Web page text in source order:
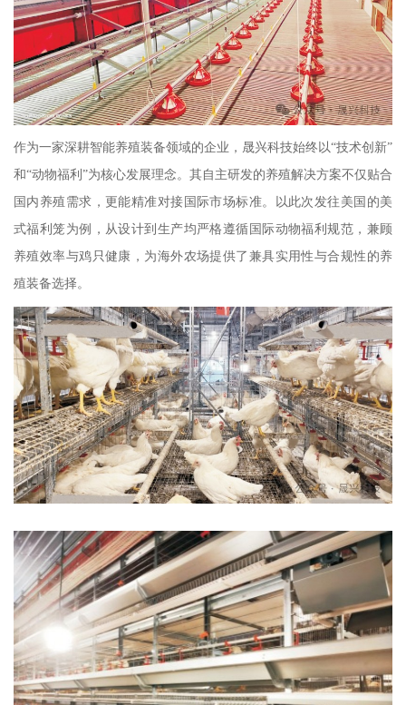
作为一家深耕智能养殖装备领域的企业，晟兴科技始终以“技术创新”
和“动物福利”为核心发展理念。其自主研发的养殖解决方案不仅贴合
国内养殖需求，更能精准对接国际市场标准。以此次发往美国的美
式福利笼为例，从设计到生产均严格遵循国际动物福利规范，兼顾
养殖效率与鸡只健康，为海外农场提供了兼具实用性与合规性的养
殖装备选择。